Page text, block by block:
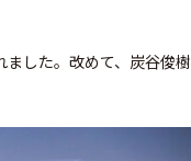
した。改めて、炭谷俊樹